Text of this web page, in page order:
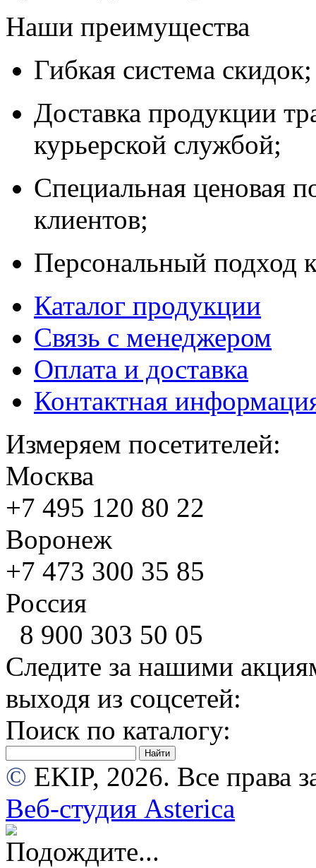
Наши преимущества
Гибкая система скидок;
Доставка продукции
курьерской службой;
Специальная ценовая
клиентов;
Персональный подход
Каталог продукции
Связь с менеджером
Оплата и доставка
Контактная
Измеряем посетителей:
Москва
+7 495 120 80 22
Воронеж
+7 473 300 35 85
Россия
8 900 303 50 05
Следите за нашими
выходя из соцсетей:
Поиск по каталогу:
© EKIP, 2026. Все права
Веб-студия Asterica